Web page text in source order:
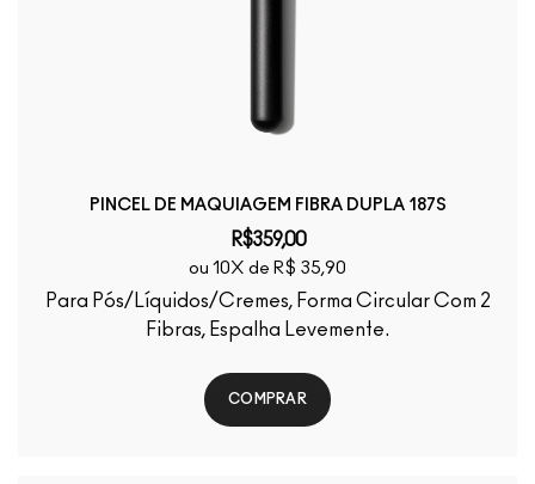
PINCEL DE MAQUIAGEM FIBRA DUPLA 187S
R$359,00
ou 10X de R$ 35,90
Para Pós/Líquidos/Cremes, Forma Circular Com 2
Fibras, Espalha Levemente.
COMPRAR